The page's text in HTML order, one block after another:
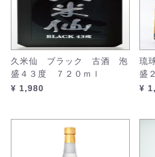
久米仙 ブラック 古酒 泡
盛４３度 ７２０ｍｌ
¥ 1,980
琉
盛
¥